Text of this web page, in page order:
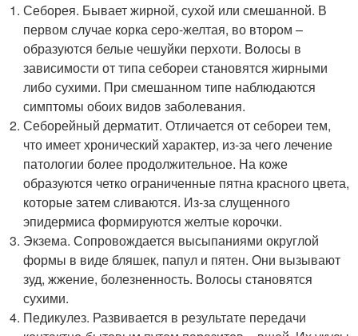
Себорея. Бывает жирной, сухой или смешанной. В
первом случае корка серо-желтая, во втором –
образуются белые чешуйки перхоти. Волосы в
зависимости от типа себореи становятся жирными
либо сухими. При смешанном типе наблюдаются
симптомы обоих видов заболевания.
Себорейный дерматит. Отличается от себореи тем,
что имеет хронический характер, из-за чего лечение
патологии более продолжительное. На коже
образуются четко ограниченные пятна красного цвета,
которые затем сливаются. Из-за слущенного
эпидермиса формируются желтые корочки.
Экзема. Сопровождается высыпаниями округлой
формы в виде бляшек, папул и пятен. Они вызывают
зуд, жжение, болезненность. Волосы становятся
сухими.
Педикулез. Развивается в результате передачи